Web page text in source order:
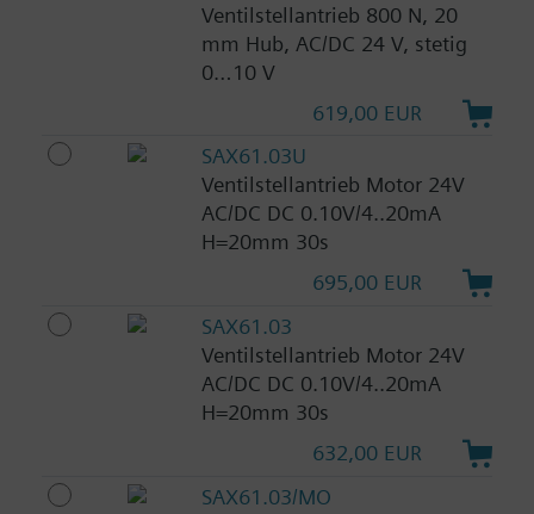
Ventilstellantrieb 800 N, 20
mm Hub, AC/DC 24 V, stetig
0…10 V
619,00 EUR
SAX61.03U
Ventilstellantrieb Motor 24V
AC/DC DC 0.10V/4..20mA
H=20mm 30s
695,00 EUR
SAX61.03
Ventilstellantrieb Motor 24V
AC/DC DC 0.10V/4..20mA
H=20mm 30s
632,00 EUR
SAX61.03/MO